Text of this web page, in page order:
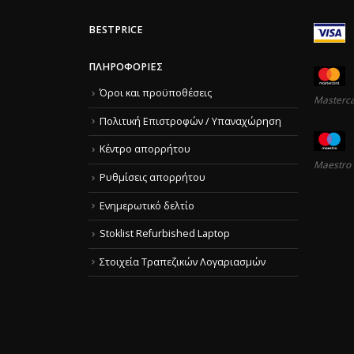
BESTPRICE
ΠΛΗΡΟΦΟΡΊΕΣ
Όροι και προϋποθέσεις
Πολιτική Επιστροφών / Υπαναχώρηση
Κέντρο απορρήτου
Ρυθμίσεις απορρήτου
Ενημερωτικό δελτίο
Stoklist Refurbished Laptop
Στοιχεία Τραπεζικών Λογαριασμών
Maestro